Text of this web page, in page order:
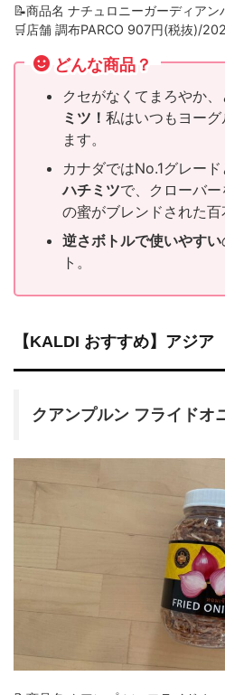
📝商品名 ナチュロニーガーディアン
🛒店舗 調布PARCO 907円(税抜)/
どんな商品？
クセがなくてまろやか、
ミツ！ 私はいつもヨー
ます。
カナダではNo.1グレー
ハチミツで、クローバ
の蜜がブレンドされた百
逆さボトルで使いやすい
ト。
【KALDI おすすめ】アジア
クアンプルン フライドオ